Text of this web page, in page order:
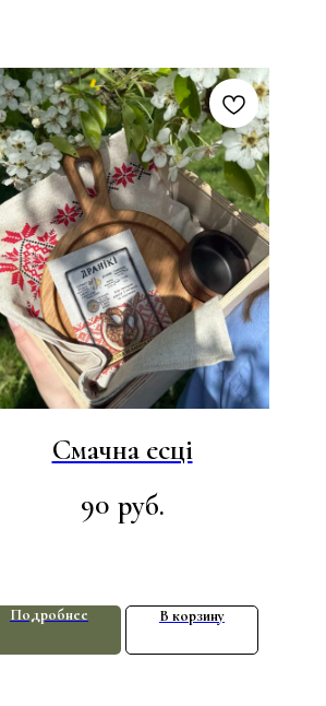
Смачна есці
90 руб.
Подробнее В корзину